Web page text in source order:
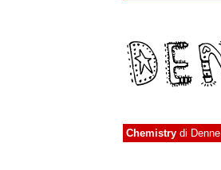
Chemistry di Denne